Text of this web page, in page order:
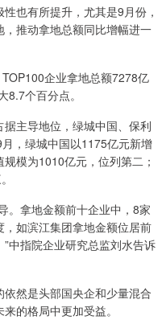
也有所提升，尤其是9月份，
推动拿地总额同比增幅进一
企业拿地总额7278亿
个百分点。
主导地位，绿城中国、保利
，绿城中国以1175亿元新增
模为1010亿元，位列第二；
拿地金额前十企业中，8家
如滨江集团拿地金额位居前
中指院企业研究总监刘水告诉
然是头部国央企和少量混合
的格局中更加受益。